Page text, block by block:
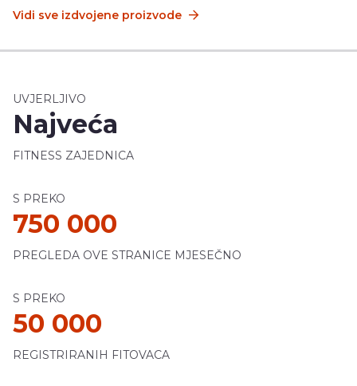
Vidi sve izdvojene proizvode
UVJERLJIVO
Najveća
FITNESS ZAJEDNICA
S PREKO
750 000
PREGLEDA OVE STRANICE MJESEČNO
S PREKO
50 000
REGISTRIRANIH FITOVACA